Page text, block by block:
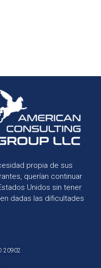
propia de sus
querían continuar
Unidos sin tener
dadas las dificultades
20902